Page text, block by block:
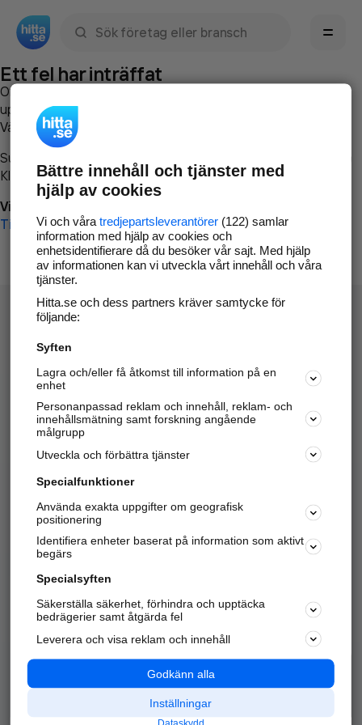
Ett fel har inträffat
Om du vill kan du
uppstod så att vi lättare och snabbare kan avhjälpa det.
Vänligen försök med följande:
Surfa till
Klicka påTillbaka-knappen i webbläsaren och försök igen
Vi beklagar besväret!
Till startsidan
Hitta.se - Gratis nummerupplysning.
Sök företag, personer och platser.
Hitta telefonnummer, adresser, företagsinfo mm.
Marknadsför företaget
Kom igång och annonsera mot
samarbetspartners nära dig.
Alla kategorier
Populära sökningar
API & Kartor
Annonsera
Integritet
Nödnummer
Bättre innehåll och tjänster med
hjälp av cookies
Vi och våra tredjepartsleverantörer(122) samlar
information med hjälp av cookies och
enhetsidentifierare då du besöker vår sajt. Med hjälp
av informationen kan vi utveckla vårt innehåll och våra
tjänster.
Hitta.se och dess partners kräver samtycke för
följande:
Syften
Lagra och/eller få åtkomst till information på en
enhet
Personanpassad reklam och innehåll, reklam- och
innehållsmätning samt forskning angående
målgrupp
Utveckla och förbättra tjänster
Specialfunktioner
Använda exakta uppgifter om geografisk
positionering
Identifiera enheter baserat på information som aktivt
begärs
Specialsyften
Säkerställa säkerhet, förhindra och upptäcka
bedrägerier samt åtgärda fel
Leverera och visa reklam och innehåll
Godkänn alla
Inställningar
Dataskydd